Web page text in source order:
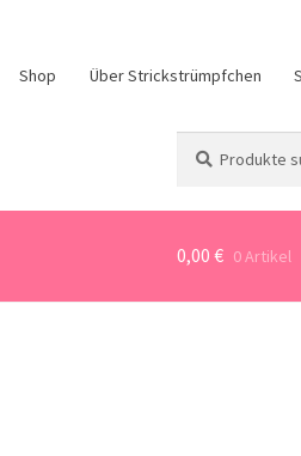
Shop Über Strickstrümpfchen
nach:
0,00 € 0 Artikel